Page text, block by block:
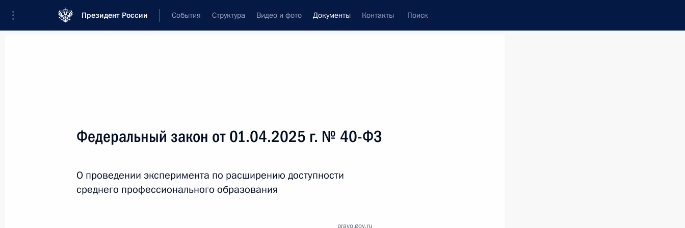
Президент России События Структура Видео и фото Документы Контакты Поиск
Текст в документе
Вид документа
Все
Федеральный закон от 01.04.2025 г. № 40-ФЗ
О проведении эксперимента по расширению доступности
среднего профессионального образования
pravo.gov.ru